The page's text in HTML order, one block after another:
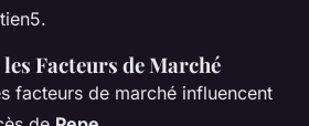
les Facteurs de Marché
facteurs de marché influencent